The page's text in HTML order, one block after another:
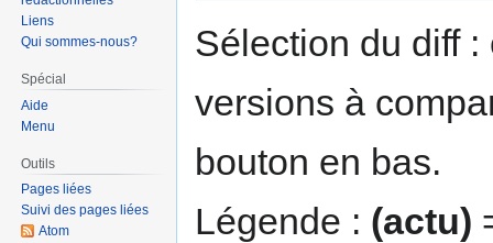
navigation
recherche
Sélection du diff
versions à
bouton en bas.
Légende : (actu)
Liens
Qui sommes-nous?
Spécial
Aide
Menu
Outils
Pages liées
Suivi des pages liées
Atom